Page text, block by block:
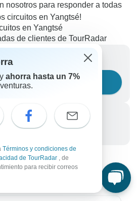
nosotros para responder a todas
circuitos en Yangtsé!
en Yangtsé
de clientes de TourRadar
mensaje
una pregunta
ahorra hasta un 7%
Términos y condiciones de
de TourRadar , de
para recibir correos